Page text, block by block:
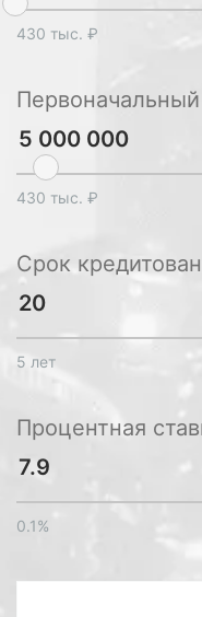
430 тыс. ₽
430 тыс. ₽
Срок
5 лет
Процентная
0.1%